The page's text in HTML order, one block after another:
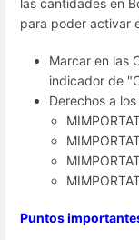
para poder activar
Marcar en las
indicador de
Derechos a
Puntos